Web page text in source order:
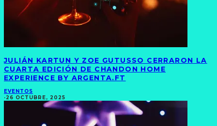
JULIÁN KARTUN Y ZOE GUTUSSO CERRARON LA
CUARTA EDICIÓN DE CHANDON HOME
EXPERIENCE BY ARGENTA.FT
EVENTOS
·26 OCTUBRE, 2025